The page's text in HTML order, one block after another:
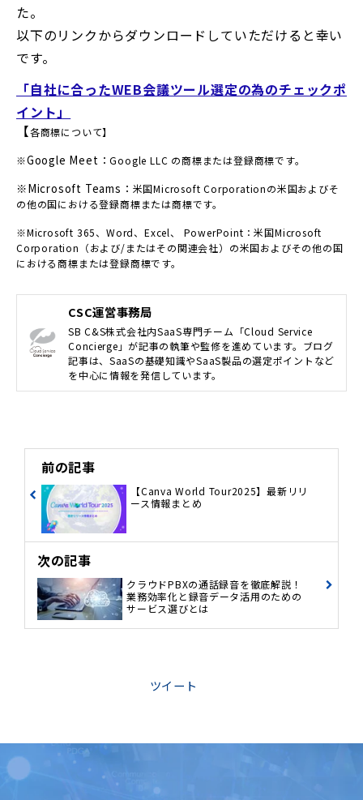
た。
以下のリンクからダウンロードしていただけると幸い
です。
「自社に合ったWEB会議ツール選定の為のチェックポ
イント」
【各商標について】
※Google Meet：Google LLC の商標または登録商標です。
※Microsoft Teams： 米国Microsoft Corporationの米国およびそ
の他の国における登録商標または商標です。
※Microsoft 365、Word、Excel、 PowerPoint：米国Microsoft
Corporation（および/またはその関連会社）の米国およびその他の国
における商標または登録商標です。
CSC運営事務局
SB C&S株式会社内SaaS専門チーム「Cloud Service
Concierge」が記事の執筆や監修を進めています。ブログ
記事は、SaaSの基礎知識やSaaS製品の選定ポイントなど
を中心に情報を発信しています。
前の記事
【Canva World Tour2025】最新リリ
ース情報まとめ
次の記事
クラウドPBXの通話録音を徹底解説！
業務効率化と録音データ活用のための
サービス選びとは
ツイート